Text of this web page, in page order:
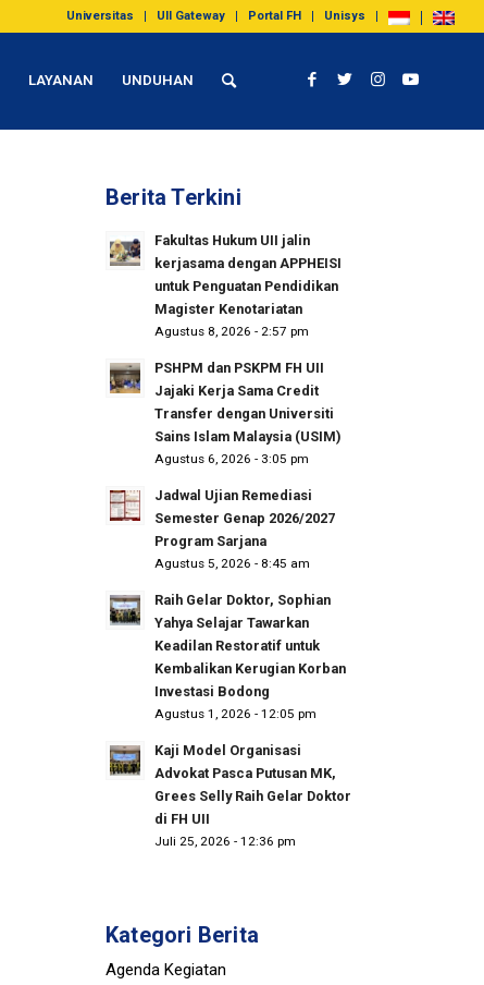
Universitas UII Gateway Portal FH Unisys
LAYANAN UNDUHAN
Berita Terkini
Fakultas Hukum UII jalin
kerjasama dengan APPHEISI
untuk Penguatan Pendidikan
Magister Kenotariatan
Agustus 8, 2026 - 2:57 pm
PSHPM dan PSKPM FH UII
Jajaki Kerja Sama Credit
Transfer dengan Universiti
Sains Islam Malaysia (USIM)
Agustus 6, 2026 - 3:05 pm
Jadwal Ujian Remediasi
Semester Genap 2026/2027
Program Sarjana
Agustus 5, 2026 - 8:45 am
Raih Gelar Doktor, Sophian
Yahya Selajar Tawarkan
Keadilan Restoratif untuk
Kembalikan Kerugian Korban
Investasi Bodong
Agustus 1, 2026 - 12:05 pm
Kaji Model Organisasi
Advokat Pasca Putusan MK,
Grees Selly Raih Gelar Doktor
di FH UII
Juli 25, 2026 - 12:36 pm
Kategori Berita
Agenda Kegiatan